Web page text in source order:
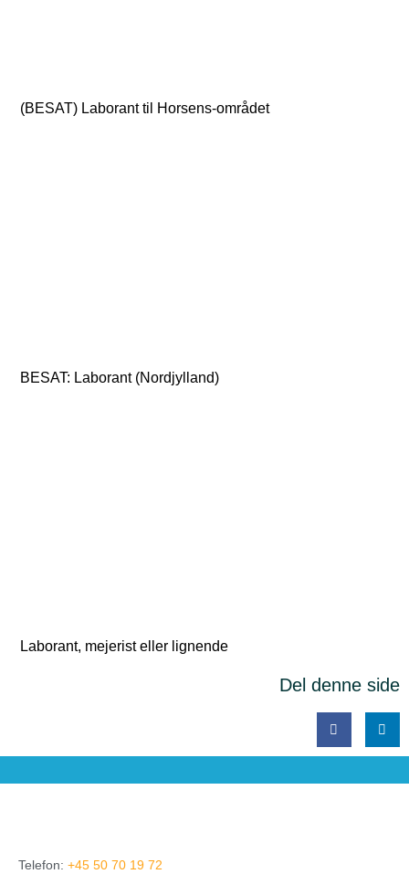
(BESAT) Laborant til Horsens-området
BESAT: Laborant (Nordjylland)
Laborant, mejerist eller lignende
Del denne side
Telefon: +45 50 70 19 72